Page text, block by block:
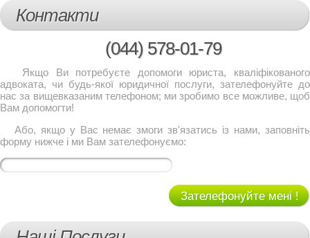
Контакти
(044) 578-01-79
Якщо Ви потребуєте допомоги юриста, кваліфікованого
адвоката, чи будь-якої юридичної послуги, зателефонуйте до
нас за вищевказаним телефоном; ми зробимо все можливе, щоб
Вам допомогти!
Або, якщо у Вас немає змоги зв'язатись із нами, заповніть
форму нижче і ми Вам зателефонуємо:
Зателефонуйте мені !